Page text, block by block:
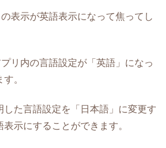
表示が英語表示になって焦ってし
リ内の言語設定が「英語」になっ
。
した言語設定を「日本語」に変更す
示にすることができます。